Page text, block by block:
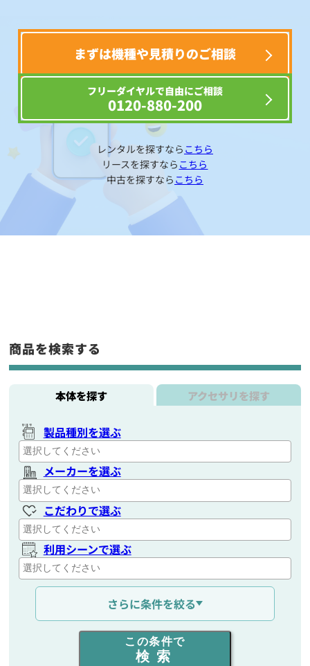
まずは機種や見積りのご相談
フリーダイヤルで自由にご相談
0120-880-200
レンタルを探すなら こちら
リースを探すなら こちら
中古を探すなら こちら
商品を検索する
本体を探す アクセサリを探す
製品種別を選ぶ
メーカーを選ぶ
こだわりで選ぶ
利用シーンで選ぶ
通信距離を選ぶ
出力を選ぶ
さらに条件を絞る
この条件で
検索